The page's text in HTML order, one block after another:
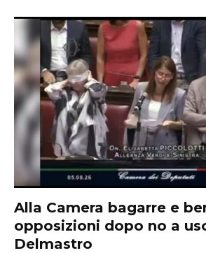
Alla Camera bagarre e
opposizioni dopo no a
Delmastro